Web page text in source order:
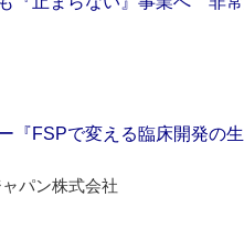
『FSPで変える臨床開発の
パン株式会社